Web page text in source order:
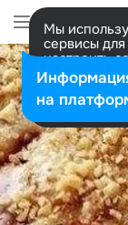
Мы
сервисы для
настроить
Разрешить
на